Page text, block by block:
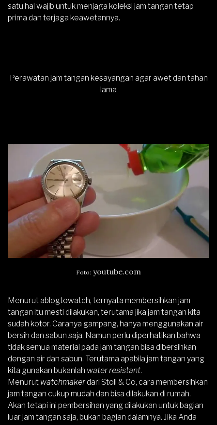
satu hal wajib untuk menjaga koleksi jam tangan tetap
prima dan terjaga keawetannya.
Perawatan jam tangan kesayangan agar awet dan tahan
lama
Foto: youtube.com
Menurutablogtowatch, ternyata membersihkan jam
tangan itu mesti dilakukan, terutama jika jam tangan kita
sudah kotor. Caranya gampang, hanya menggunakan air
bersih dan sabun saja. Namun perlu diperhatikan bahwa
tidak semua material pada jam tangan bisa dibersihkan
dengan air dan sabun. Terutama apabila jam tangan yang
kita gunakan bukanlah water resistant.
Menurut watchmakerdari Stoll & Co, cara membersihkan
jam tangan cukup mudah dan bisa dilakukan di rumah.
Akan tetapi ini pembersihan yang dilakukan untuk bagian
luar jam tangan saja, bukan bagian dalamnya. Jika Anda